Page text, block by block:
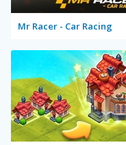
Mr Racer - Car Racing